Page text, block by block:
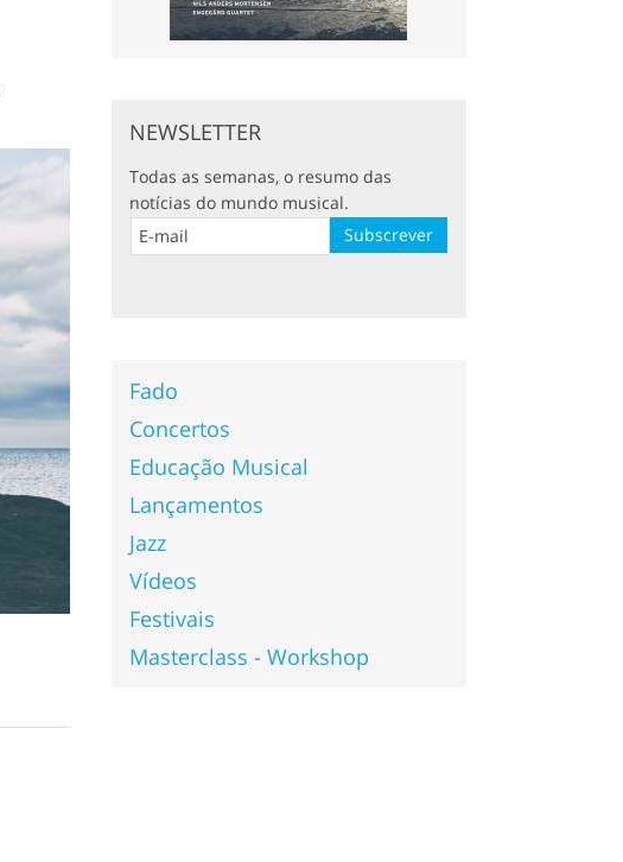
NEWSLETTER
Todas as semanas, o resumo das
notícias do mundo musical.
Fado
Concertos
Educação Musical
Lançamentos
Jazz
Vídeos
Festivais
Masterclass - Workshop